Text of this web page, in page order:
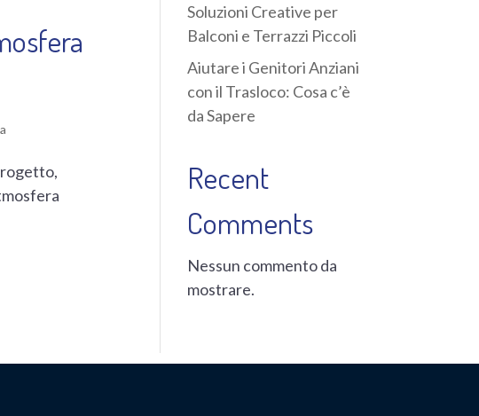
Soluzioni Creative per
Balconi e Terrazzi Piccoli
Aiutare i Genitori Anziani
con il Trasloco: Cosa c’è
da Sapere
Recent
Comments
Nessun commento da
mostrare.